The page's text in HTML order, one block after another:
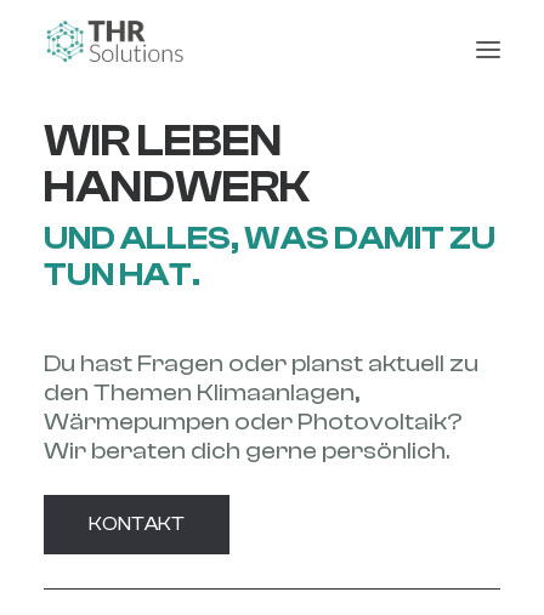
WIR LEBEN
HANDWERK
UND ALLES, WAS DAMIT ZU
TUN HAT.
Du hast Fragen oder planst aktuell zu
den Themen Klimaanlagen,
Wärmepumpen oder Photovoltaik?
Wir beraten dich gerne persönlich.
KONTAKT